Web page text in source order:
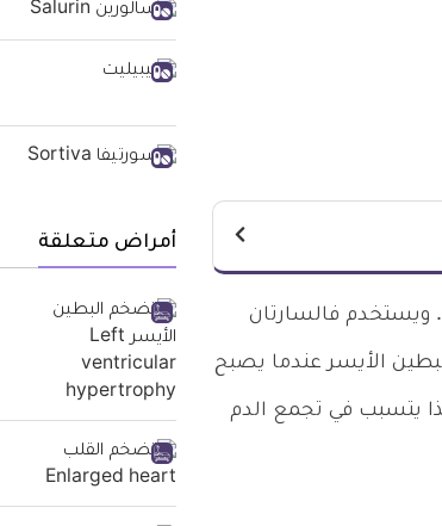
ويستخدم فالسارتان
الأيسر عندما يصبح
يتسبب في تجمع الدم
أمراض متعلقة